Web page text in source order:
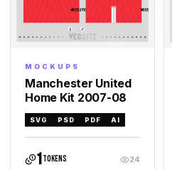
MOCKUPS
Manchester United
Home Kit 2007-08
SVG PSD PDF AI
1tokens 24